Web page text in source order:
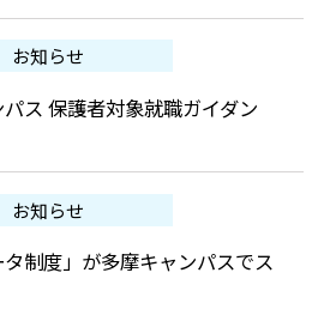
お知らせ
ス 保護者対象就職ガイダン
お知らせ
制度」が多摩キャンパスでス